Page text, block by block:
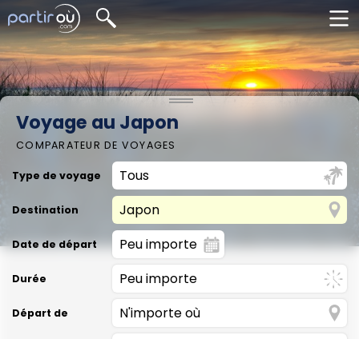
Voyage au Japon
COMPARATEUR DE VOYAGES
Type de voyage
Destination
Date de départ
Durée
Départ de